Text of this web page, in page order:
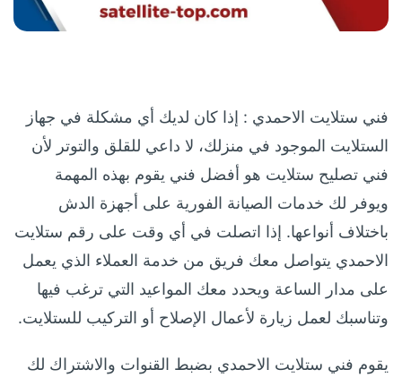
فني ستلايت الاحمدي : إذا كان لديك أي مشكلة في جهاز
الستلايت الموجود في منزلك، لا داعي للقلق والتوتر لأن
فني تصليح ستلايت هو أفضل فني يقوم بهذه المهمة
ويوفر لك خدمات الصيانة الفورية على أجهزة الدش
باختلاف أنواعها. إذا اتصلت في أي وقت على رقم ستلايت
الاحمدي يتواصل معك فريق من خدمة العملاء الذي يعمل
على مدار الساعة ويحدد معك المواعيد التي ترغب فيها
وتناسبك لعمل زيارة لأعمال الإصلاح أو التركيب للستلايت.
يقوم فني ستلايت الاحمدي بضبط القنوات والاشتراك لك